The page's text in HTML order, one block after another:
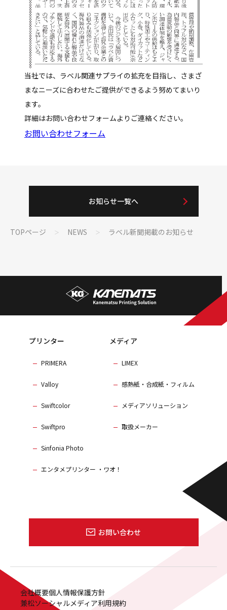
当社では、ラベル関連サプライの拡充を目指し、さまざ
まなニーズに合わせたご提供ができるよう努めてまいり
ます。
詳細はお問い合わせフォームよりご連絡ください。
お問い合わせフォーム
お知らせ一覧へ
TOPページ NEWS ラベル新聞掲載のお知らせ
プリンター
PRIMERA
Valloy
Swiftcolor
Swiftpro
Sinfonia Photo
エンタメプリンター ・ワオ！
メディア
LIMEX
感熱紙・合成紙・フィルム
メディアソリューション
取扱メーカー
お問い合わせ
会社概要個人情報保護方針
兼松ソーシャルメディア利用規約